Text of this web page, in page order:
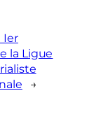
Ier
la Ligue
→